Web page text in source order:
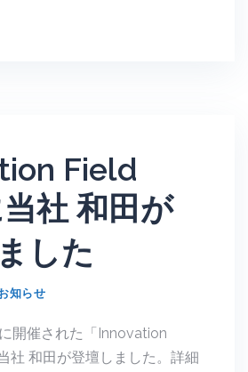
Field
社 和田が
した
知らせ
開催された「Innovation
社 和田が登壇しました。詳細